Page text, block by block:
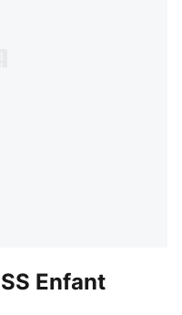
Enfant